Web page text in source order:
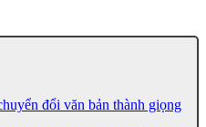
đổi văn bản thành giọng